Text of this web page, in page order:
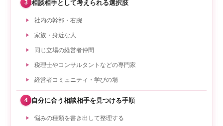
3 相談相手として考えられる選択肢
社内の幹部・右腕
家族・身近な人
同じ立場の経営者仲間
税理士やコンサルタントなどの専門家
経営者コミュニティ・学びの場
4 自分に合う相談相手を見つける手順
悩みの種類を書き出して整理する